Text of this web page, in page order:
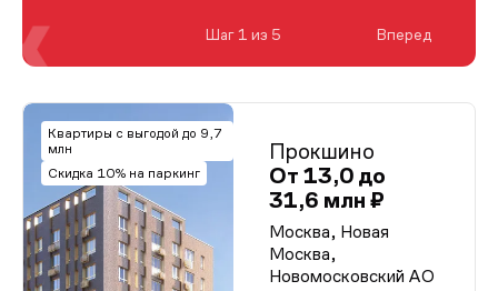
Квартиры с выгодой до 9,7
млн
Скидка 10% на паркинг
Прокшино
От 13,0 до
31,6 млн ₽
Москва, Новая
Москва,
Новомосковский АО
Шаг 1 из 5 Вперед